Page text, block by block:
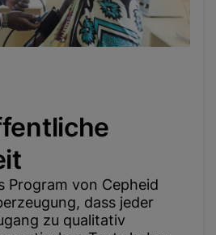
Program von Cepheid
dass jeder
zu qualitativ